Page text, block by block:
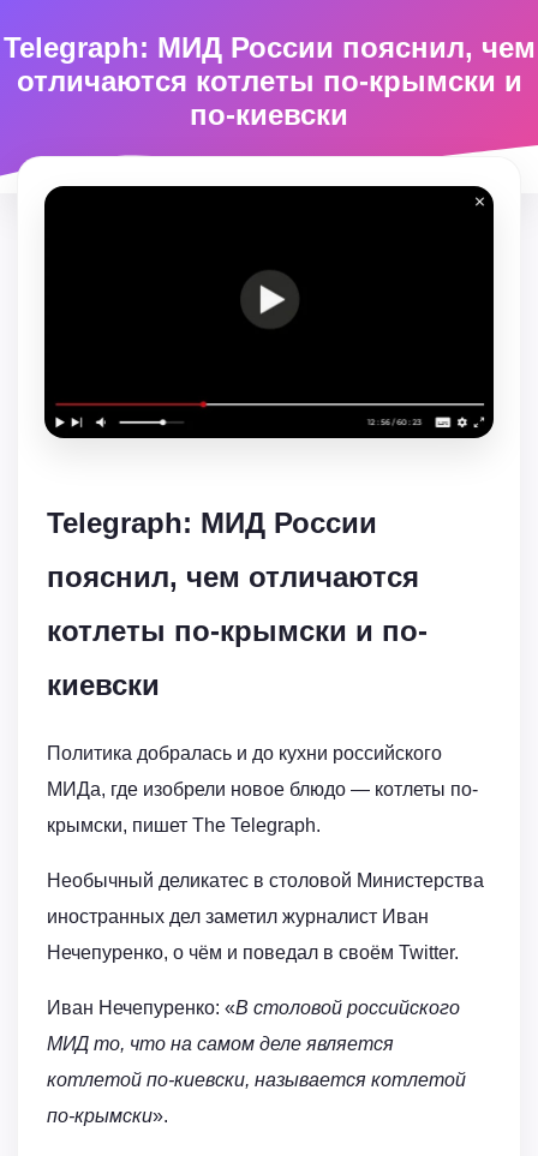
Telegraph: МИД России пояснил, чем
отличаются котлеты по-крымски и
по-киевски
Telegraph: МИД России
пояснил, чем отличаются
котлеты по-крымски и по-
киевски
Политика добралась и до кухни российского
МИДа, где изобрели новое блюдо — котлеты по-
крымски, пишет The Telegraph.
Необычный деликатес в столовой Министерства
иностранных дел заметил журналист Иван
Нечепуренко, о чём и поведал в своём Twitter.
Иван Нечепуренко: «В столовой российского
МИД то, что на самом деле является
котлетой по-киевски, называется котлетой
по-крымски».